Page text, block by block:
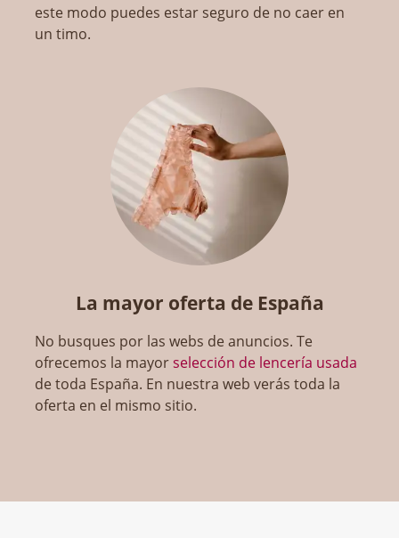
este modo puedes estar seguro de no caer en
un timo.
La mayor oferta de España
No busques por las webs de anuncios. Te
ofrecemos la mayorselección de lencería usada
de toda España. En nuestra web verás toda la
oferta en el mismo sitio.